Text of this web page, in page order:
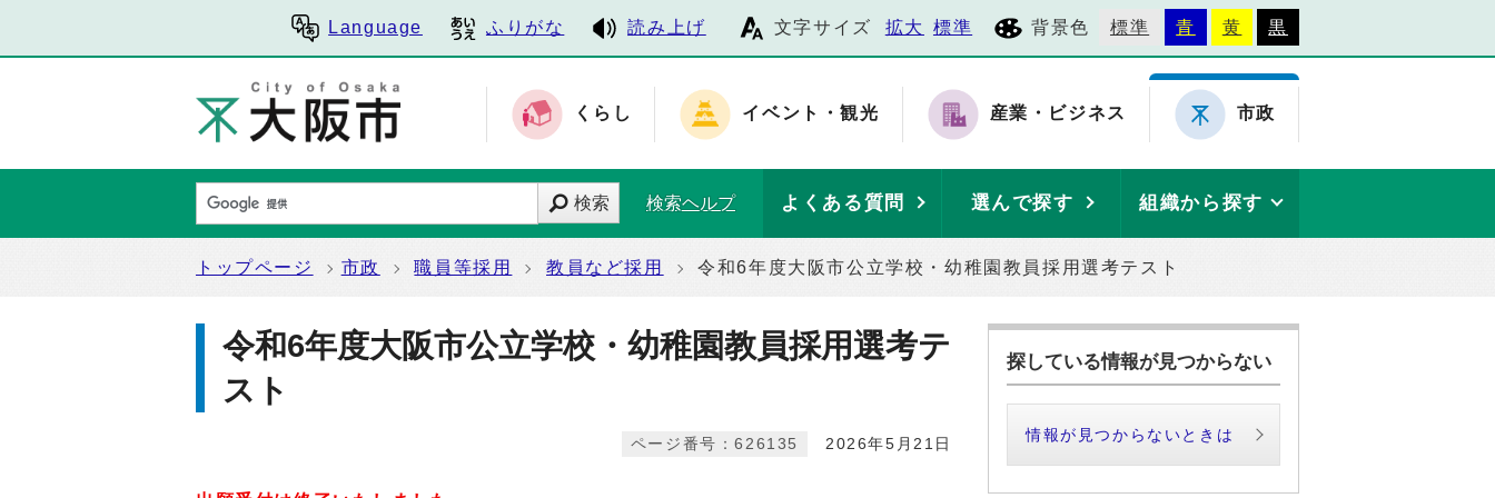
Language ふりがな 読み上げ 文字サイズ 拡大 標準 背景色 標準 青 黄 黒
くらし イベント・観光 産業・ビジネス 市政
検索 検索ヘルプ よくある質問 選んで探す 組織から探す
トップページ 市政 職員等採用 教員など採用 令和6年度大阪市公立学校・幼稚園教員採用選考テスト
令和6年度大阪市公立学校・幼稚園教員採用選考テ
スト
2026年5月21日
ページ番号：626135
探している情報が見つからない
情報が見つからないときは